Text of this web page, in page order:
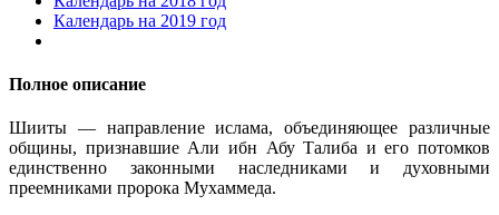
Календарь на 2019 год
Полное описание
Шииты — направление ислама, объединяющее различные
общины, признавшие Али ибн Абу Талиба и его потомков
единственно законными наследниками и духовными
преемниками пророка Мухаммеда.